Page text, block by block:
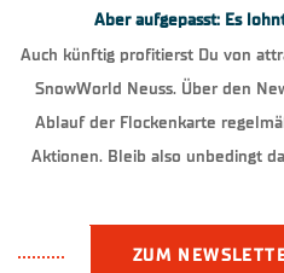
Aber aufgepasst: Es
Auch künftig profitierst Du von
SnowWorld Neuss. Über den
Ablauf der Flockenkarte
Aktionen. Bleib also unbedingt
ZUM